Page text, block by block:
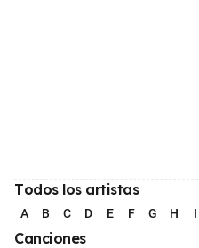
Todos los artistas
A B C D E F G H I
Canciones